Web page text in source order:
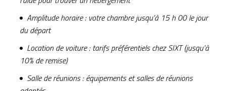
Amplitude horaire : votre chambre jusqu’à 15 h 00 le jour
du départ
Location de voiture : tarifs préférentiels chez SIXT (jusqu’à
10% de remise)
Salle de réunions : équipements et salles de réunions